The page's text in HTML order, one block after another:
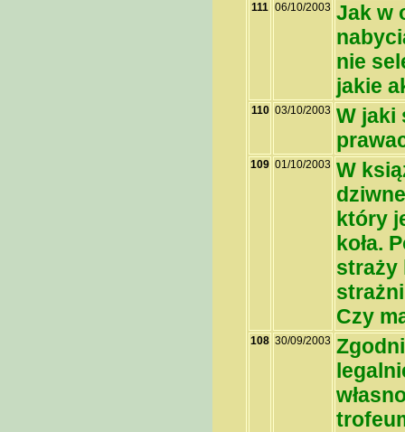
111 06/10/2003 Jak w
nie
jakie
110 03/10/2003 W jaki
109 01/10/2003 W
który
koła.
straży
Czy
108 30/09/2003